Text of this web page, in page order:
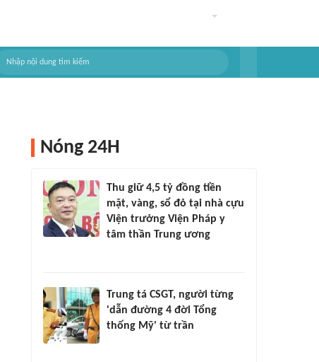
Nóng 24H
Thu giữ 4,5 tỷ đồng tiền
mặt, vàng, sổ đỏ tại nhà cựu
Viện trưởng Viện Pháp y
tâm thần Trung ương
Trung tá CSGT, người từng
'dẫn đường 4 đời Tổng
thống Mỹ' từ trần